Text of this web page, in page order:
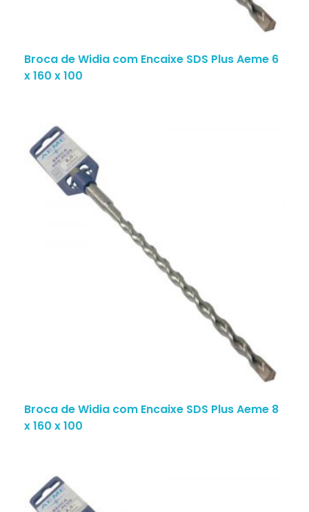
Broca de Widia com Encaixe SDS Plus Aeme 6
x 160 x 100
Broca de Widia com Encaixe SDS Plus Aeme 8
x 160 x 100